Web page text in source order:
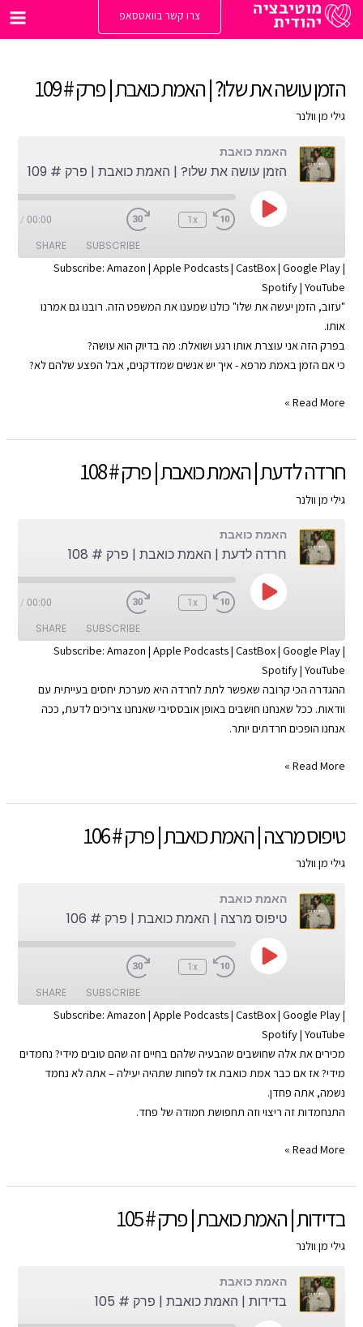
לתוכן
צרו קשר בוואטסאפ
הזמן עושה את שלו? | האמת כואבת | פרק # 109
גילי מן וולנר
האמת כואבת
הזמן עושה את שלו? | האמת כואבת | פרק # 109
Play
Episode
1x
00:00
/
SUBSCRIBE
SHARE
Amazon
CastBox
RSS FEED
SHARE
LINK
Subscribe: Amazon | Apple Podcasts| CastBox| Google Play|
Spotify| YouTube
"עזוב, הזמן יעשה את שלו" כולנו שמענו את המשפט הזה. רובנו גם אמרנו
אותו.
בפרק הזה אני עוצרת אותו רגע ושואלת: מה בדיוק הוא עושה?
כי אם הזמן באמת מרפא - איך יש אנשים שמזדקנים, אבל הפצע שלהם לא?
הזמן
את
|
האמת
פרק
Read More »
חרדה לדעת | האמת כואבת | פרק # 108
גילי מן וולנר
האמת כואבת
חרדה לדעת | האמת כואבת | פרק # 108
Play
Episode
1x
00:00
/
SUBSCRIBE
SHARE
Amazon
Spotify
SHARE
LINK
Subscribe: Amazon | Apple Podcasts| CastBox| Google Play|
Spotify| YouTube
ההגדרה הכי קרובה שאפשר לתת לחרדה היא מערכת יחסים בעייתית עם
וודאות. ככל שאנחנו חושבים באופן אובססיבי שאנחנו צריכים לדעת, ככה
אנחנו הופכים חרדתים יותר.
חרדה
|
כואבת
|
108
Read More »
טיפוס מרצה | האמת כואבת | פרק # 106
גילי מן וולנר
האמת כואבת
טיפוס מרצה | האמת כואבת | פרק # 106
Play
Episode
1x
SUBSCRIBE
SHARE
Amazon
RSS FEED
SHARE
LINK
EMBED
Subscribe: Amazon | Apple Podcasts| CastBox| Google Play|
Spotify| YouTube
מכירים את אלה שחושבים שהבעיה שלהם בחיים זה שהם טובים מידי? נחמדים
מידי? אז אם כבר אמת כואבת אז לפחות שתהיה יעילה – אתה לא נחמד
נשמה, אתה פחדן.
התנחמדות זה ריצוי וזה תחפושת חמודה של פחד.
טיפוס
|
כואבת
|
106
Read More »
בדידות | האמת כואבת | פרק # 105
גילי מן וולנר
האמת כואבת
בדידות | האמת כואבת | פרק # 105